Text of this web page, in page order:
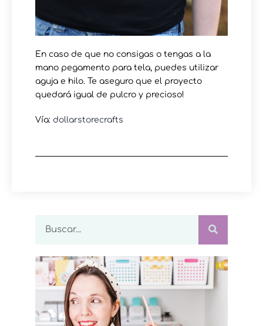
En caso de que no consigas o tengas a la
mano pegamento para tela, puedes utilizar
aguja e hilo. Te aseguro que el proyecto
quedará igual de pulcro y precioso!
Vía: dollarstorecrafts